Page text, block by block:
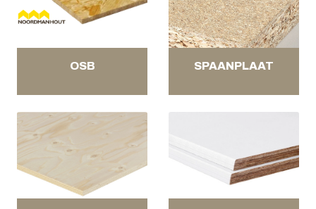
OSB SPAANPLAAT